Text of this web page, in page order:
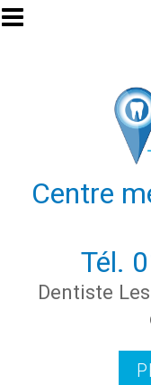
Aller au contenu principal
Centre
Tél.
Dentiste